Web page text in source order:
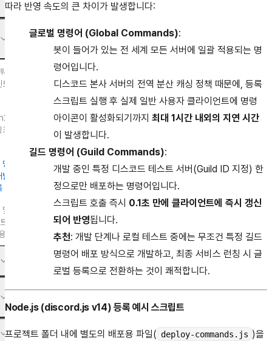
따라 반영 속도의 큰 차이가 발생합니다:
글로벌 명령어 (Global Commands):
봇이 들어가 있는 전 세계 모든 서버에 일괄 적용되는 명
령어입니다.
디스코드 본사 서버의 전역 분산 캐싱 정책 때문에, 등록
스크립트 실행 후 실제 일반 사용자 클라이언트에 명령
아이콘이 활성화되기까지 최대 1시간 내외의 지연 시간
이 발생합니다.
길드 명령어 (Guild Commands):
개발 중인 특정 디스코드 테스트 서버(Guild ID 지정) 한
정으로만 배포하는 명령어입니다.
스크립트 호출 즉시 0.1초 만에 클라이언트에 즉시 갱신
되어 반영됩니다.
추천: 개발 단계나 로컬 테스트 중에는 무조건 특정 길드
명령어 배포 방식으로 개발하고, 최종 서비스 런칭 시 글
로벌 등록으로 전환하는 것이 쾌적합니다.
Node.js (discord.js v14) 등록 예시 스크립트
프로젝트 폴더 내에 별도의 배포용 파일( deploy-commands.js )을